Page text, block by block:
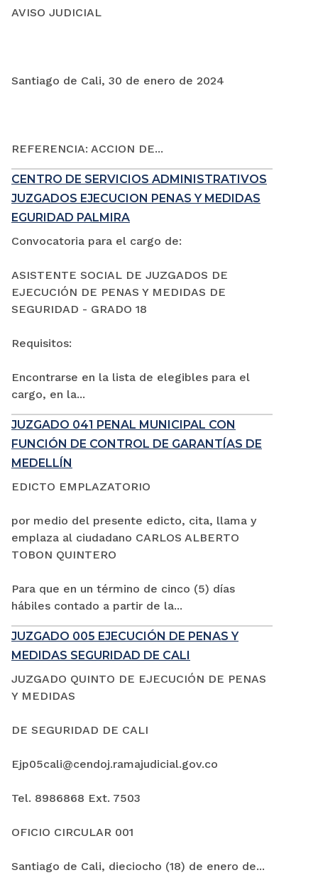
AVISO JUDICIAL
Santiago de Cali, 30 de enero de 2024
REFERENCIA: ACCION DE...
CENTRO DE SERVICIOS ADMINISTRATIVOS
JUZGADOS EJECUCION PENAS Y MEDIDAS
EGURIDAD PALMIRA
Convocatoria para el cargo de:
ASISTENTE SOCIAL DE JUZGADOS DE
EJECUCIÓN DE PENAS Y MEDIDAS DE
SEGURIDAD - GRADO 18
Requisitos:
Encontrarse en la lista de elegibles para el
cargo, en la...
JUZGADO 041 PENAL MUNICIPAL CON
FUNCIÓN DE CONTROL DE GARANTÍAS DE
MEDELLÍN
EDICTO EMPLAZATORIO
por medio del presente edicto, cita, llama y
emplaza al ciudadano CARLOS ALBERTO
TOBON QUINTERO
Para que en un término de cinco (5) días
hábiles contado a partir de la...
JUZGADO 005 EJECUCIÓN DE PENAS Y
MEDIDAS SEGURIDAD DE CALI
JUZGADO QUINTO DE EJECUCIÓN DE PENAS
Y MEDIDAS
DE SEGURIDAD DE CALI
Ejp05cali@cendoj.ramajudicial.gov.co
Tel. 8986868 Ext. 7503
OFICIO CIRCULAR 001
Santiago de Cali, dieciocho (18) de enero de...